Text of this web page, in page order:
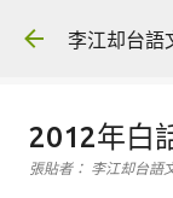
李江却台語
2012年白
張貼者： 李江却台語